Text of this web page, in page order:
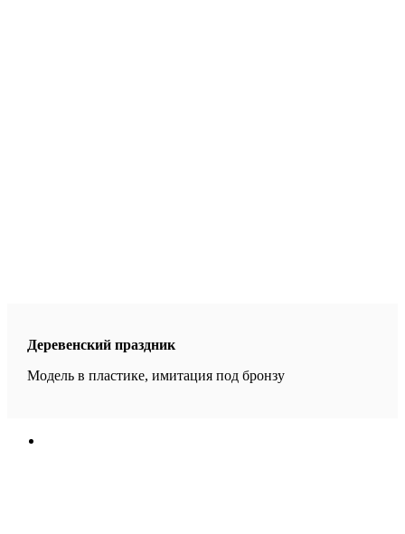
Деревенский праздник
Модель в пластике, имитация под бронзу